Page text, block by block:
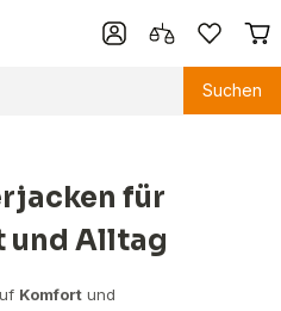
Suchen
für
und Alltag
Komfort und